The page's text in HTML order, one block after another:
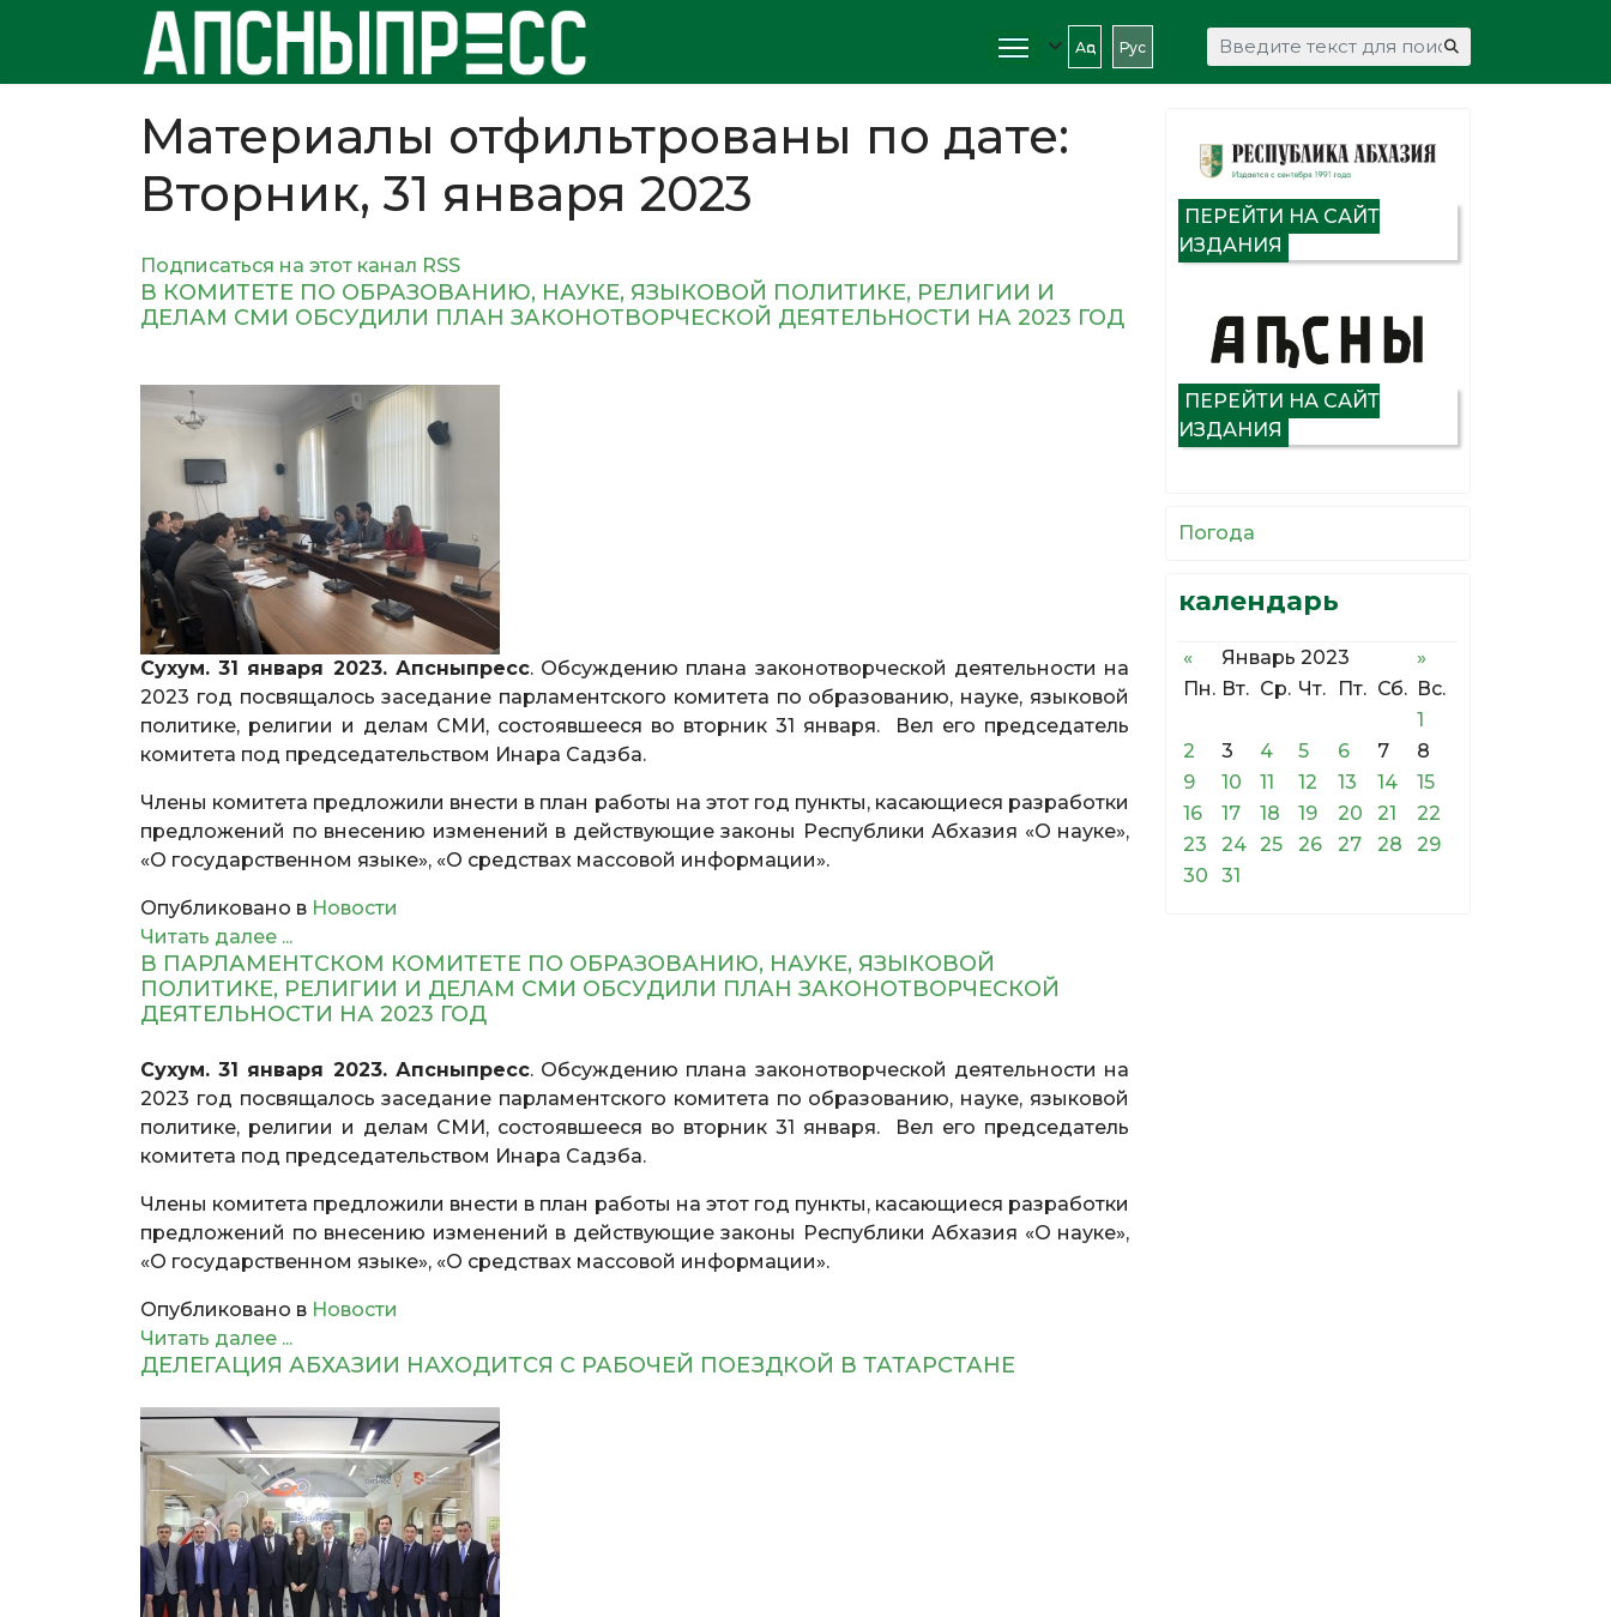
Аԥс Рус Искать...
Материалы отфильтрованы по дате:
Вторник, 31 января 2023
Подписаться на этот канал RSS
В КОМИТЕТЕ ПО ОБРАЗОВАНИЮ, НАУКЕ, ЯЗЫКОВОЙ ПОЛИТИКЕ, РЕЛИГИИ И
ДЕЛАМ СМИ ОБСУДИЛИ ПЛАН ЗАКОНОТВОРЧЕСКОЙ ДЕЯТЕЛЬНОСТИ НА 2023 ГОД
Сухум. 31 января 2023. Апсныпресс. Обсуждению плана законотворческой деятельности на
2023 год посвящалось заседание парламентского комитета по образованию, науке, языковой
политике, религии и делам СМИ, состоявшееся во вторник 31 января. Вел его председатель
комитета под председательством Инара Садзба.
Члены комитета предложили внести в план работы на этот год пункты, касающиеся разработки
предложений по внесению изменений в действующие законы Республики Абхазия «О науке»,
«О государственном языке», «О средствах массовой информации».
Опубликовано в Новости
Читать далее ...
В ПАРЛАМЕНТСКОМ КОМИТЕТЕ ПО ОБРАЗОВАНИЮ, НАУКЕ, ЯЗЫКОВОЙ
ПОЛИТИКЕ, РЕЛИГИИ И ДЕЛАМ СМИ ОБСУДИЛИ ПЛАН ЗАКОНОТВОРЧЕСКОЙ
ДЕЯТЕЛЬНОСТИ НА 2023 ГОД
Сухум. 31 января 2023. Апсныпресс. Обсуждению плана законотворческой деятельности на
2023 год посвящалось заседание парламентского комитета по образованию, науке, языковой
политике, религии и делам СМИ, состоявшееся во вторник 31 января. Вел его председатель
комитета под председательством Инара Садзба.
Члены комитета предложили внести в план работы на этот год пункты, касающиеся разработки
предложений по внесению изменений в действующие законы Республики Абхазия «О науке»,
«О государственном языке», «О средствах массовой информации».
Опубликовано в Новости
Читать далее ...
ДЕЛЕГАЦИЯ АБХАЗИИ НАХОДИТСЯ С РАБОЧЕЙ ПОЕЗДКОЙ В ТАТАРСТАНЕ
ПЕРЕЙТИ НА САЙТ
ИЗДАНИЯ
ПЕРЕЙТИ НА САЙТ
ИЗДАНИЯ
Погода
календарь
« Январь 2023
»
Пн. Вт. Ср. Чт. Пт. Сб. Вс.
1
2
3 4 5 6 7
8
9
10 11 12 13 14
15
16
17 18 19 20 21
22
23
24 25 26 27 28
29
30
31